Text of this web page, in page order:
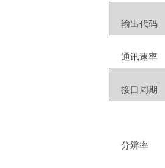
输出代码
通讯速率
接口周期
分辨率